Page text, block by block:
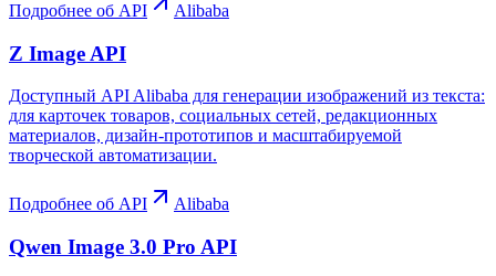
Подробнее об API Alibaba
Z Image API
Доступный API Alibaba для генерации изображений из текста:
для карточек товаров, социальных сетей, редакционных
материалов, дизайн-прототипов и масштабируемой
творческой автоматизации.
Подробнее об API Alibaba
Qwen Image 3.0 Pro API